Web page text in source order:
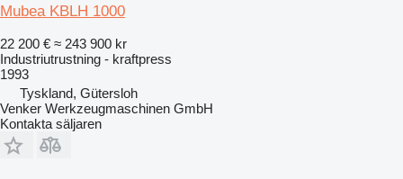
Mubea KBLH 1000
22 200 € ≈ 243 900 kr
Industriutrustning - kraftpress
1993
Tyskland, Gütersloh
Venker Werkzeugmaschinen GmbH
Kontakta säljaren